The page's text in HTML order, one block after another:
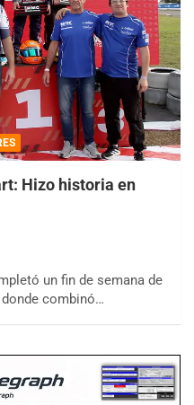
Hizo historia en
un fin de semana de
combinó…